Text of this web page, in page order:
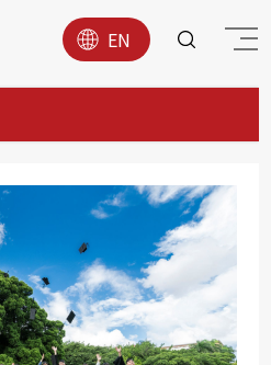
EN
SDG1
SDG4
SDG5
SDG6